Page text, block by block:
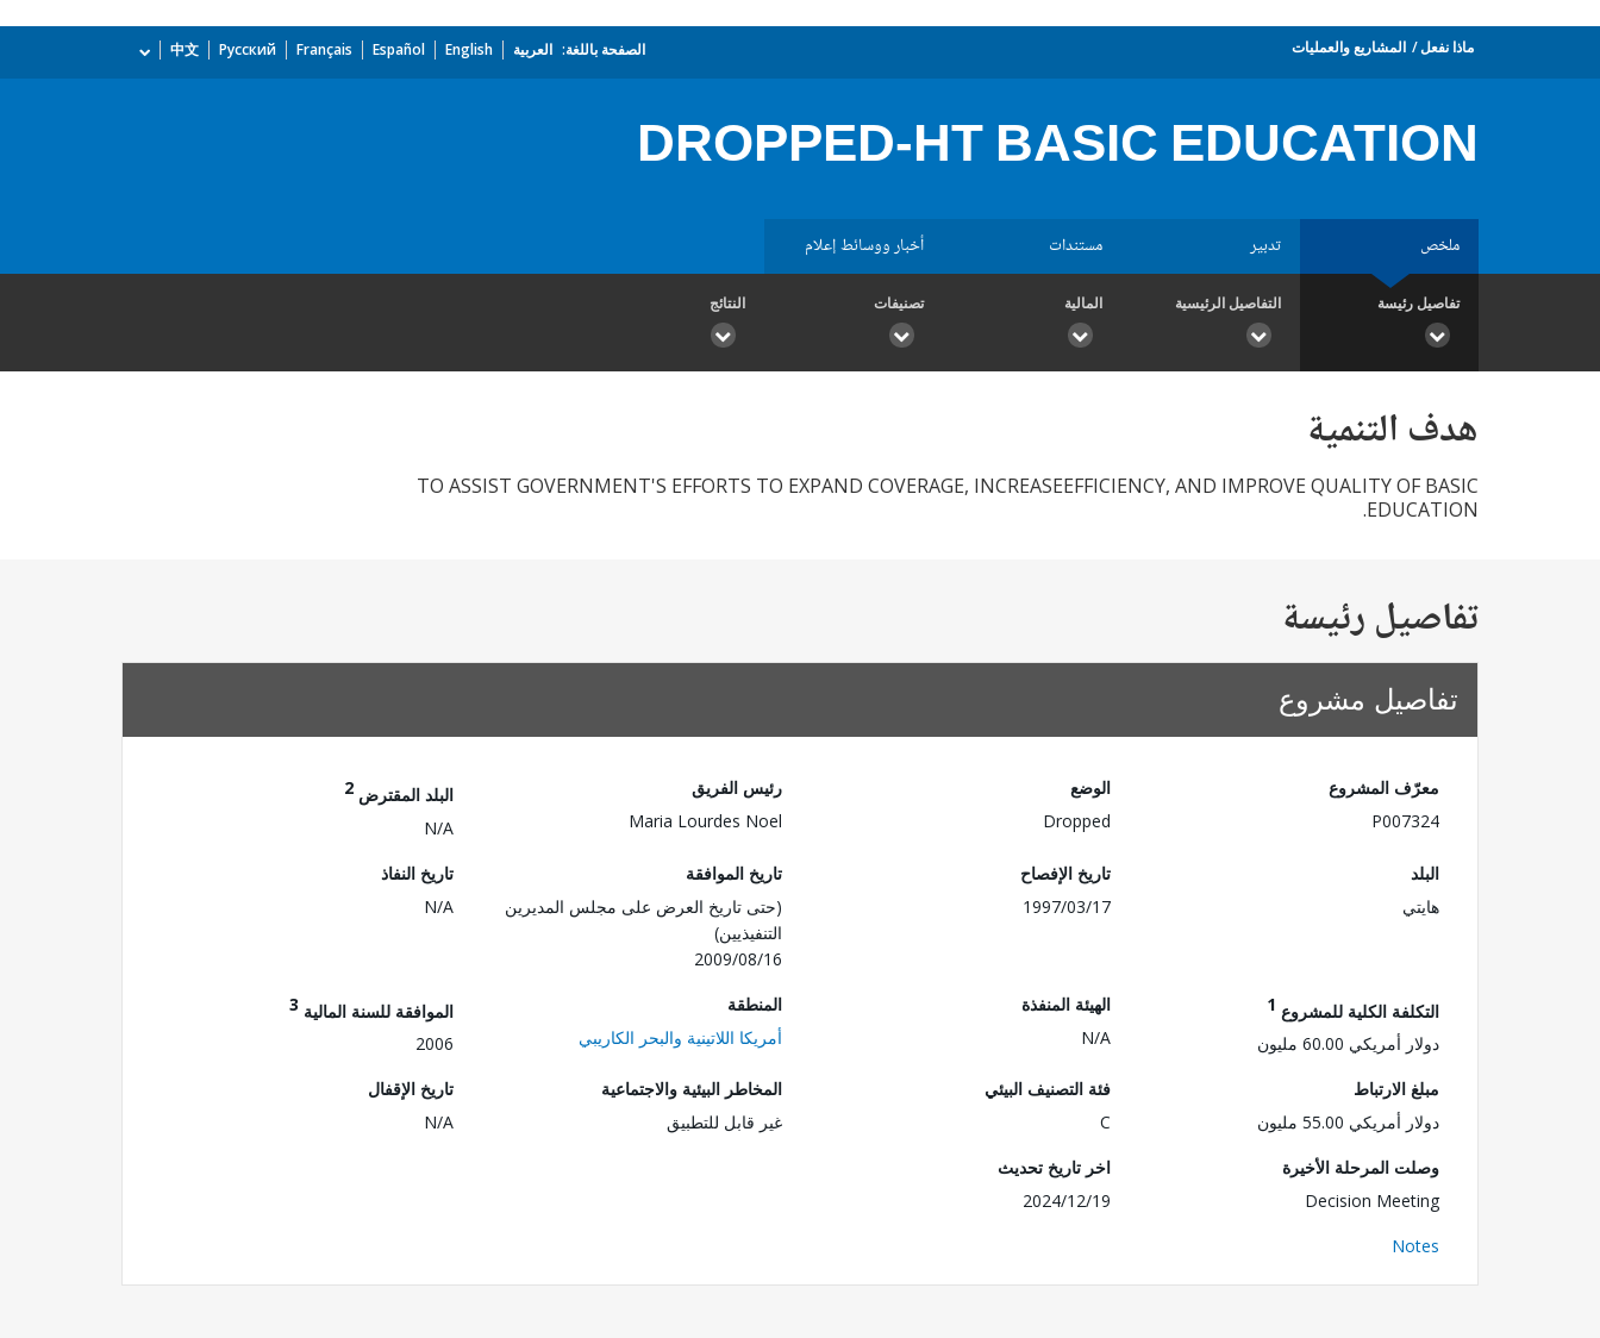
ماذا نفعل المشاريع والعمليات الصفحة باللغة: العربية English
Español
Français
Русский
中文
DROPPED-HT BASIC EDUCATION
ملخص تدبير مستندات أخبار ووسائط إعلام
تفاصيل رئيسة التفاصيل الرئيسية المالية تصنيفات النتائج
هدف التنمية
TO ASSIST GOVERNMENT'S EFFORTS TO EXPAND COVERAGE, INCREASEEFFICIENCY, AND IMPROVE QUALITY OF BASIC
EDUCATION.
تفاصيل رئيسة
تفاصيل مشروع
معرّف المشروع
P007324
الوضع
Dropped
رئيس الفريق
Maria Lourdes Noel
البلد المقترض 2
N/A
البلد
هايتي
تاريخ الإفصاح
1997/03/17
تاريخ الموافقة
(حتى تاريخ العرض على مجلس المديرين
التنفيذيين)
2009/08/16
تاريخ النفاذ
N/A
التكلفة الكلية للمشروع 1
دولار أمريكي 60.00 مليون
الهيئة المنفذة
N/A
المنطقة
أمريكا اللاتينية والبحر الكاريبي
الموافقة للسنة المالية 3
2006
مبلغ الارتباط
دولار أمريكي 55.00 مليون
فئة التصنيف البيئي
C
المخاطر البيئية والاجتماعية
غير قابل للتطبيق
تاريخ الإقفال
N/A
وصلت المرحلة الأخيرة
Decision Meeting
اخر تاريخ تحديث
2024/12/19
Notes